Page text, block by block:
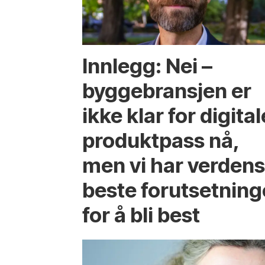
Innlegg: Nei –
byggebransjen er
ikke klar for
produktpass nå,
men vi har verdens
beste
for å bli best